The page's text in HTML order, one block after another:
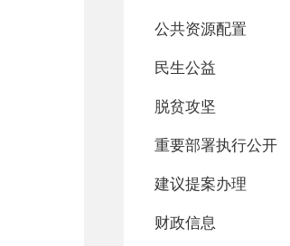
公共资源配置
民生公益
脱贫攻坚
重要部署执行公开
建议提案办理
财政信息